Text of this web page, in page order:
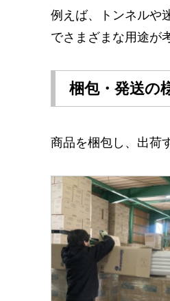
例えば、トンネルや
でさまざまな用途が
梱包・発送の
商品を梱包し、出荷